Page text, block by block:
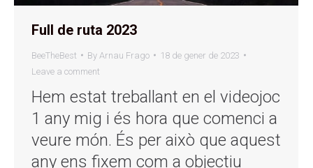
Full de ruta 2023
BeeTheBest By Arnau Frago
18 de gener de 2023
Leave a comment
Hem estat treballant en el videojoc
1 any mig i és hora que comenci a
veure món. És per això que aquest
any ens fixem com a objectiu